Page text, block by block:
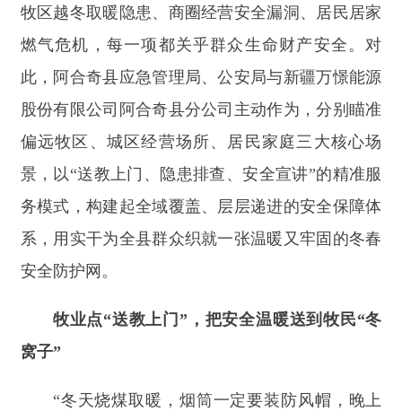
股份有限公司阿合奇县分公司主动作为，分别瞄准
偏远牧区、城区经营场所、居民家庭三大核心场
景，以“送教上门、隐患排查、安全宣讲”的精准服
务模式，构建起全域覆盖、层层递进的安全保障体
系，用实干为全县群众织就一张温暖又牢固的冬春
安全防护网。
牧业点“送教上门”，把安全温暖送到牧民“冬
窝子
“冬天烧煤取暖，烟筒一定要装防风帽，晚上
应急管理局干部用牧民熟悉的方言，反复强调冬季
取暖安全要点。近日，县应急管理局联合地震服务